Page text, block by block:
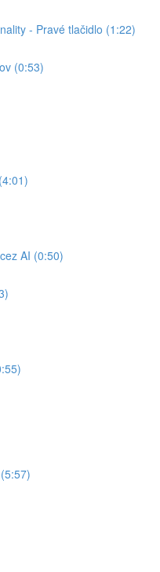
- Pravé tlačidlo (1:22)
(0:53)
AI (0:50)